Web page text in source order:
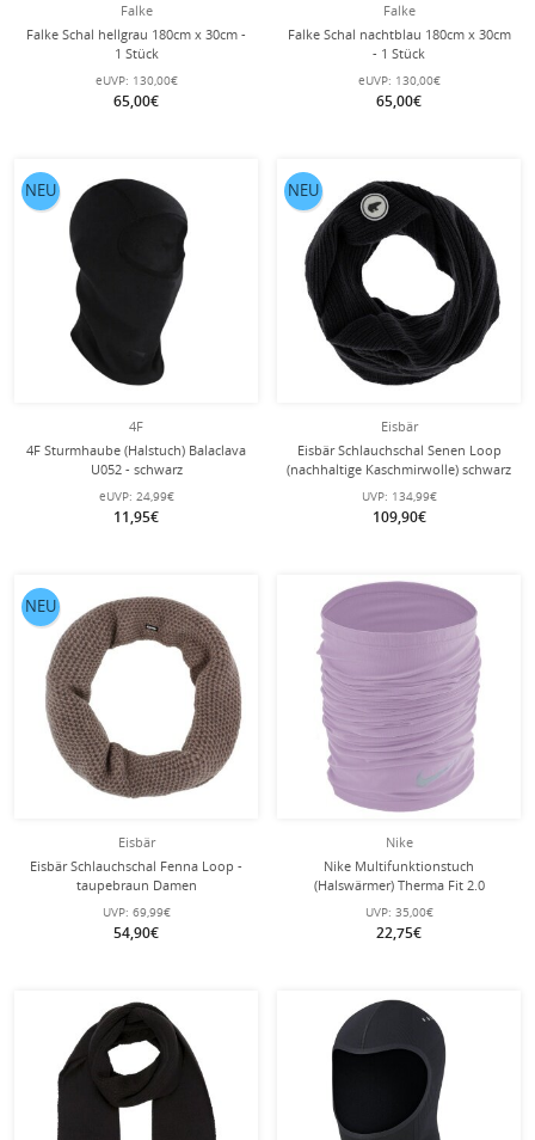
Falke
Falke Schal hellgrau 180cm x 30cm -
1 Stück
eUVP: 130,00€
65,00€
Falke
Falke Schal nachtblau 180cm x 30cm
- 1 Stück
eUVP: 130,00€
65,00€
4F
4F Sturmhaube (Halstuch) Balaclava
U052 - schwarz
eUVP: 24,99€
11,95€
NEU
Eisbär
Eisbär Schlauchschal Senen Loop
(nachhaltige Kaschmirwolle) schwarz
UVP: 134,99€
109,90€
NEU
Eisbär
Eisbär Schlauchschal Fenna Loop -
taupebraun Damen
UVP: 69,99€
54,90€
NEU
Nike
Nike Multifunktionstuch
(Halswärmer) Therma Fit 2.0
Neckwarmer 2022 rosa/silber - 1
Stück
UVP: 35,00€
22,75€